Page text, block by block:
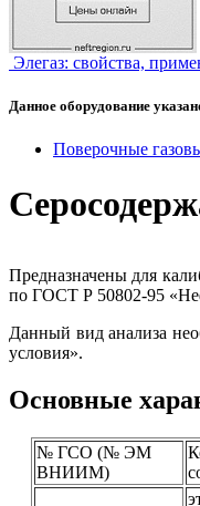
Элегаз: свойства,
Данное оборудование
Поверочные
Предназначены для
по ГОСТ Р 50802-95
Данный вид анализа
условия».
Основные
№ ГСО (№ ЭМ
ВНИИМ)